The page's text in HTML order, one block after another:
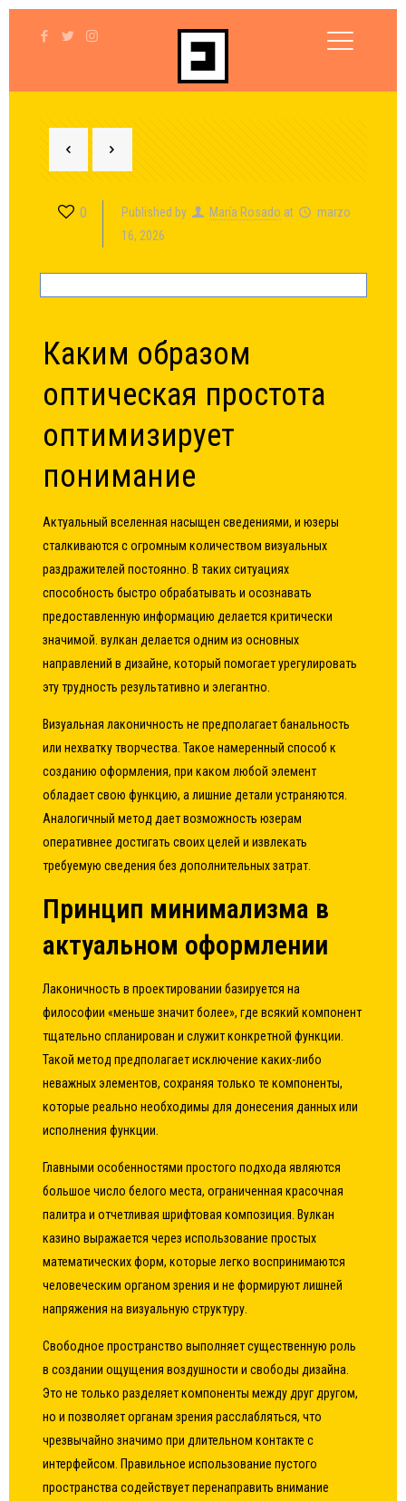
0 Published by María Rosado at
marzo
16, 2026
Каким образом
оптическая простота
оптимизирует
понимание
Актуальный вселенная насыщен сведениями, и юзеры
сталкиваются с огромным количеством визуальных
раздражителей постоянно. В таких ситуациях
способность быстро обрабатывать и осознавать
предоставленную информацию делается критически
значимой.вулкан делается одним из основных
направлений в дизайне, который помогает урегулировать
эту трудность результативно и элегантно.
Визуальная лаконичность не предполагает банальность
или нехватку творчества. Такое намеренный способ к
созданию оформления, при каком любой элемент
обладает свою функцию, а лишние детали устраняются.
Аналогичный метод дает возможность юзерам
оперативнее достигать своих целей и извлекать
требуемую сведения без дополнительных затрат.
Принцип минимализма в
актуальном оформлении
Лаконичность в проектировании базируется на
философии «меньше значит более», где всякий компонент
тщательно спланирован и служит конкретной функции.
Такой метод предполагает исключение каких-либо
неважных элементов, сохраняя только те компоненты,
которые реально необходимы для донесения данных или
исполнения функции.
Главными особенностями простого подхода являются
большое число белого места, ограниченная красочная
палитра и отчетливая шрифтовая композиция. Вулкан
казино выражается через использование простых
математических форм, которые легко воспринимаются
человеческим органом зрения и не формируют лишней
напряжения на визуальную структуру.
Свободное пространство выполняет существенную роль
в создании ощущения воздушности и свободы дизайна.
Это не только разделяет компоненты между друг другом,
но и позволяет органам зрения расслабляться, что
чрезвычайно значимо при длительном контакте с
интерфейсом. Правильное использование пустого
пространства содействует перенаправить внимание